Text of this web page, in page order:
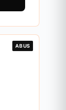
ABUS